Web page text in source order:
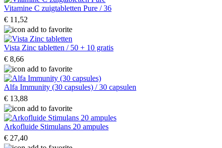
Vitamine C zuigtabletten Pure / 36
€ 11,52
Vista Zinc tabletten / 50 + 10 gratis
€ 8,66
Alfa Immunity (30 capsules) / 30 capsulen
€ 13,88
Arkofluide Stimulans 20 ampules
€ 27,40